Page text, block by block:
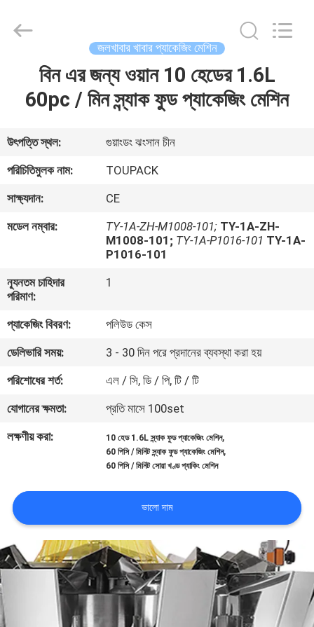
আমাদের
সম্পর্কে
ফ্যাক্টরি
মান
নিয়ন্ত্রণ
আমাদের
সাথে
যোগাযোগ
করুন
খবর
মামলা
উদ্ধৃতি
জলখাবার খাবার প্যাকেজিং মেশিন
বিন এর জন্য ওয়ান 10 হেডের 1.6L
60pc / মিন স্ন্যাক ফুড প্যাকেজিং মেশিন
উৎপত্তি স্থল:
গুয়াংডং ঝংসান চীন
পরিচিতিমুলক নাম:
TOUPACK
সাক্ষ্যদান:
CE
মডেল নম্বার:
TY-1A-ZH-M1008-101; TY-1A-ZH-
M1008-101; TY-1A-P1016-101 TY-1A-
P1016-101
ন্যূনতম চাহিদার
পরিমাণ:
1
প্যাকেজিং বিবরণ:
পলিউড কেস
ডেলিভারি সময়:
3 - 30 দিন পরে প্রদানের ব্যবস্থা করা হয়
পরিশোধের শর্ত:
এল / সি, ডি / পি, টি / টি
যোগানের ক্ষমতা:
প্রতি মাসে 100set
লক্ষণীয় করা:
10 হেড 1.6L স্ন্যাক ফুড প্যাকেজিং মেশিন,
60 পিসি / মিনিট স্ন্যাক ফুড প্যাকেজিং মেশিন,
60 পিসি / মিনিট সোয়া খণ্ড প্যাকিং মেশিন
ভালো দাম